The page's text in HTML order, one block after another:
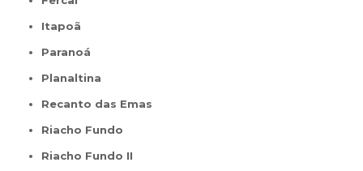
Itapoã
Paranoá
Planaltina
Recanto das Emas
Riacho Fundo
Riacho Fundo II